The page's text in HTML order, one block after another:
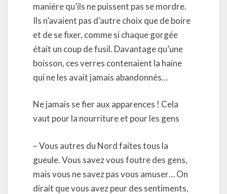
manière qu’ils ne puissent pas se mordre.
Ils n’avaient pas d’autre choix que de boire
et de se fixer, comme si chaque gorgée
était un coup de fusil. Davantage qu’une
boisson, ces verres contenaient la haine
qui ne les avait jamais abandonnés…
Ne jamais se fier aux apparences ! Cela
vaut pour la nourriture et pour les gens
– Vous autres du Nord faites tous la
gueule. Vous savez vous foutre des gens,
mais vous ne savez pas vous amuser… On
dirait que vous avez peur des sentiments,